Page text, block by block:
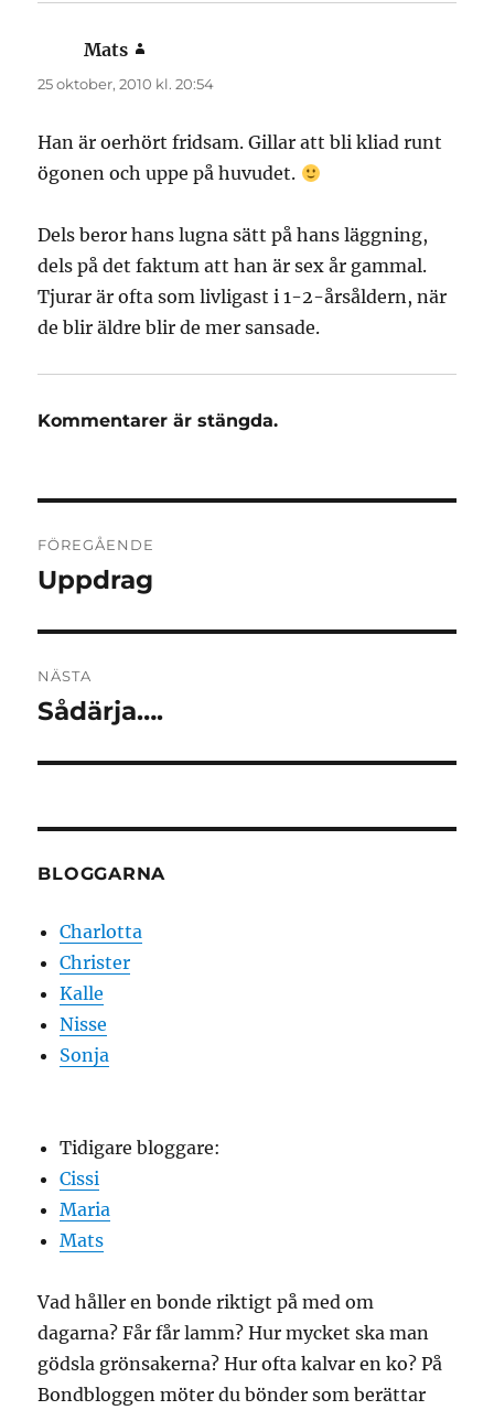
Mats
25 oktober, 2010 kl. 20:54
Han är oerhört fridsam. Gillar att bli kliad runt
ögonen och uppe på huvudet.
Dels beror hans lugna sätt på hans läggning,
dels på det faktum att han är sex år gammal.
Tjurar är ofta som livligast i 1-2-årsåldern, när
de blir äldre blir de mer sansade.
Kommentarer är stängda.
FÖREGÅENDE
Föregående
Uppdrag
NÄSTA
Nästa
Sådärja….
BLOGGARNA
Charlotta
Christer
Kalle
Nisse
Sonja
Tidigare bloggare:
Cissi
Maria
Mats
Vad håller en bonde riktigt på med om
dagarna? Får får lamm? Hur mycket ska man
gödsla grönsakerna? Hur ofta kalvar en ko? På
Bondbloggen möter du bönder som berättar